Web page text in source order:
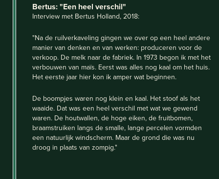
Bertus: "Een heel verschil"
Interview met Bertus Holland, 2018:
"Na de ruilverkaveling gingen we over op een heel andere
manier van denken en van werken: produceren voor de
verkoop. De melk naar de fabriek. In 1973 begon ik met het
verbouwen van maïs. Eerst was alles nog kaal om het huis.
Het eerste jaar hier kon ik amper wat beginnen.
De boompjes waren nog klein en kaal. Het stoof als het
waaide. Dat was een heel verschil met wat we gewend
waren. De houtwallen, de hoge eiken, de fruitbomen,
braamstruiken langs de smalle, lange percelen vormden
een natuurlijk windscherm. Maar de grond die was nu
droog in plaats van zompig."